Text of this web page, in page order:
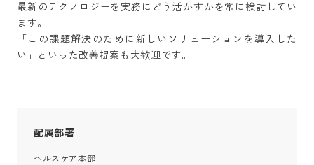
最新のテクノロジーを実務にどう活かすかを常に検討してい
ます。
「この課題解決のために新しいソリューションを導入した
い」といった改善提案も大歓迎です。
配属部署
ヘルスケア本部